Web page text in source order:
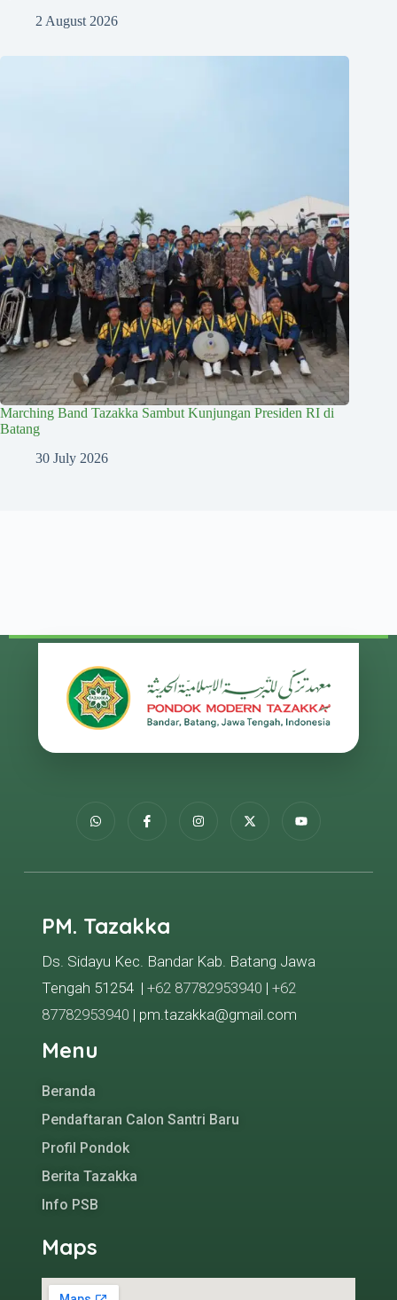
2 August 2026
Marching Band Tazakka Sambut Kunjungan Presiden RI di
Batang
30 July 2026
PM. Tazakka
Ds. Sidayu Kec. Bandar Kab. Batang Jawa
Tengah 51254 | +62 87782953940 | +62
87782953940 | pm.tazakka@gmail.com
Menu
Beranda
Pendaftaran Calon Santri Baru
Profil Pondok
Berita Tazakka
Info PSB
Maps